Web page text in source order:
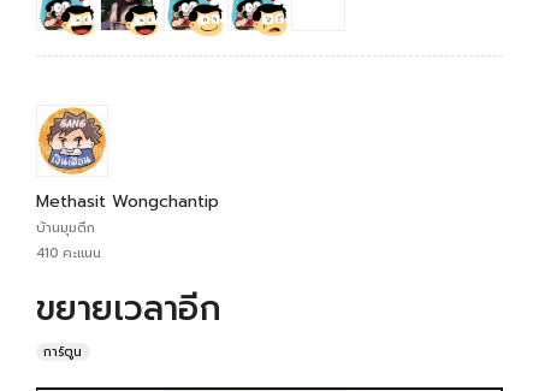
Methasit Wongchantip
บ้านมุมตึก
410 คะแนน
ขยายเวลาอีก
การ์ตูน